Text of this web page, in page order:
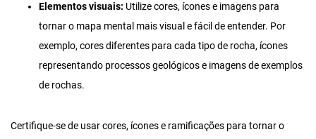
Elementos visuais: Utilize cores, ícones e imagens para
tornar o mapa mental mais visual e fácil de entender. Por
exemplo, cores diferentes para cada tipo de rocha, ícones
representando processos geológicos e imagens de exemplos
de rochas.
Certifique-se de usar cores, ícones e ramificações para tornar o